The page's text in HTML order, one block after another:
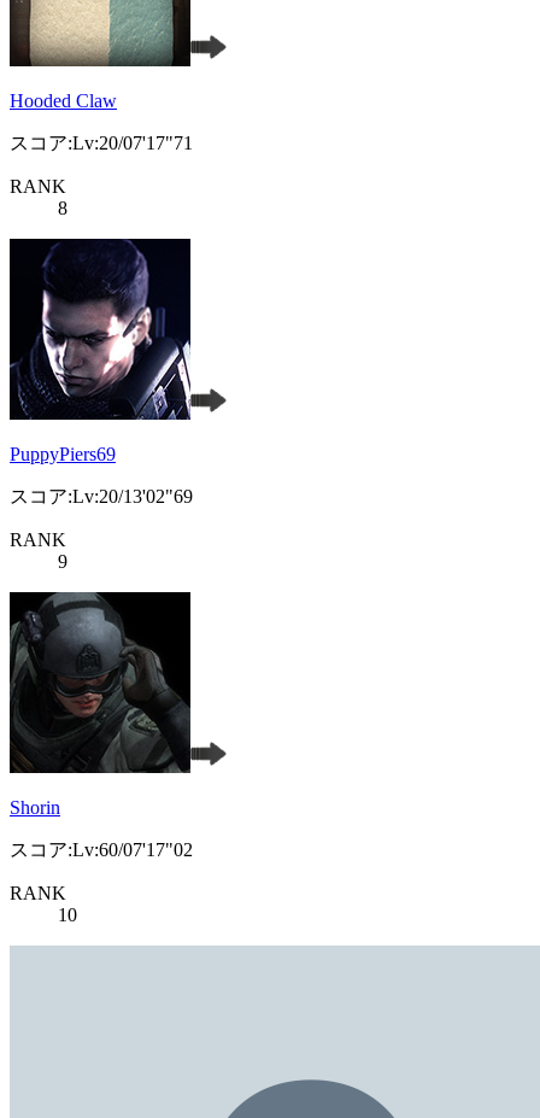
Hooded Claw
スコア:Lv:20/07'17"71
RANK
8
PuppyPiers69
スコア:Lv:20/13'02"69
RANK
9
Shorin
スコア:Lv:60/07'17"02
RANK
10